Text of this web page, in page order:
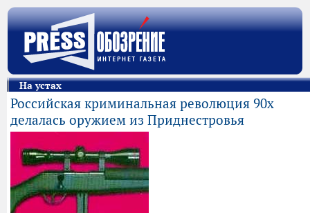
На устах
Российская криминальная революция 90х
делалась оружием из Приднестровья